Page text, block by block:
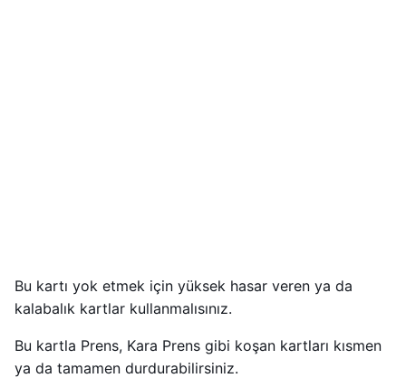
Bu kartı yok etmek için yüksek hasar veren ya da
kalabalık kartlar kullanmalısınız.
Bu kartla Prens, Kara Prens gibi koşan kartları kısmen
ya da tamamen durdurabilirsiniz.